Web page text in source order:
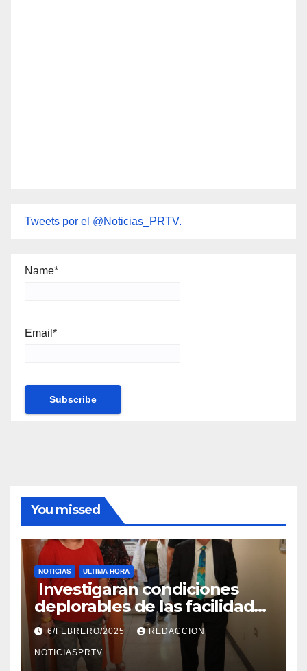
Tweets por el @Noticias_PRTV.
Name*
Email*
You missed
NOTICIAS ULTIMA HORA
Investigaran condiciones
deplorables de las facilidades
el Departamento de la Salud
en Mayagüez
6/FEBRERO/2025 REDACCION
NOTICIASPRTV